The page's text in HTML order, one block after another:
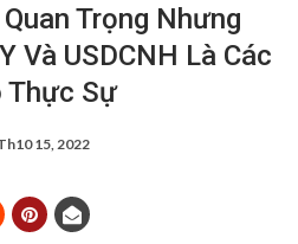
Trọng Nhưng
Và USDCNH Là Các
Thực Sự
15, 2022